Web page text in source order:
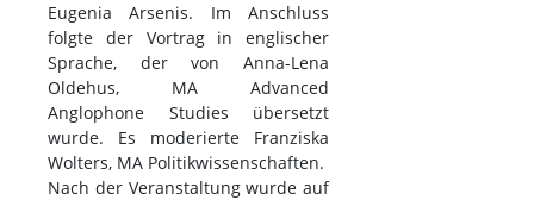
Eugenia Arsenis. Im Anschluss
folgte der Vortrag in englischer
Sprache, der von Anna-Lena
Oldehus, MA Advanced
Anglophone Studies übersetzt
wurde. Es moderierte Franziska
Wolters, MA Politikwissenschaften.
Nach der Veranstaltung wurde auf